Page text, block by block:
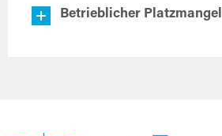
Betrieblicher Platzmangel